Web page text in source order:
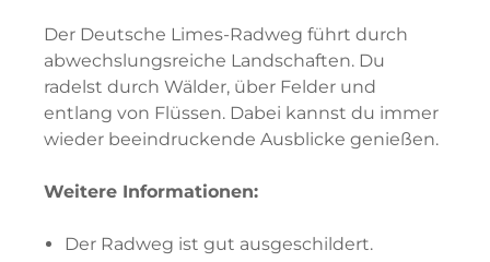
Der Deutsche Limes-Radweg führt durch
abwechslungsreiche Landschaften. Du
radelst durch Wälder, über Felder und
entlang von Flüssen. Dabei kannst du immer
wieder beeindruckende Ausblicke genießen.
Weitere Informationen:
Der Radweg ist gut ausgeschildert.